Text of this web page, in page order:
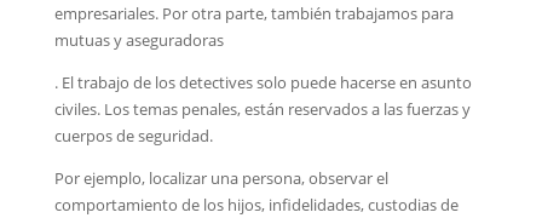
empresariales. Por otra parte, también trabajamos para
mutuas y aseguradoras
. El trabajo de los detectives solo puede hacerse en asunto
civiles. Los temas penales, están reservados a las fuerzas y
cuerpos de seguridad.
Por ejemplo, localizar una persona, observar el
comportamiento de los hijos, infidelidades, custodias de